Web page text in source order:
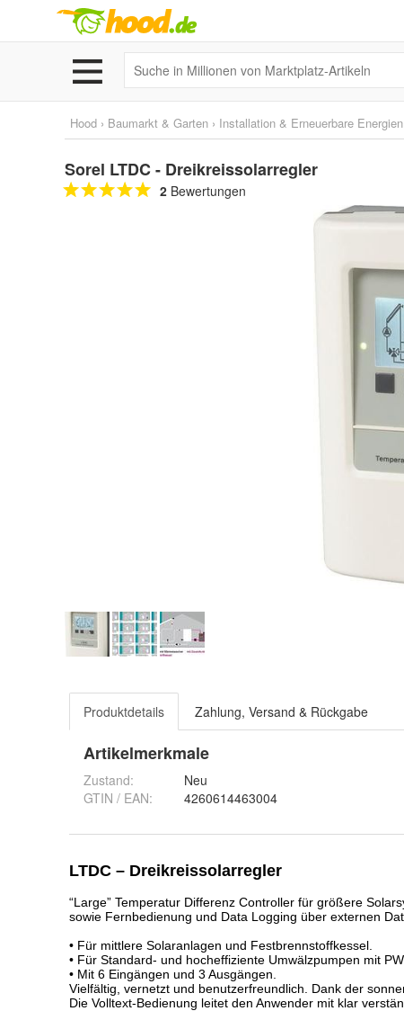
Hood › Baumarkt & Garten › Installation & Erneuerbare Energien
Sorel LTDC - Dreikreissolarregler
2 Bewertungen
Produktdetails Zahlung, Versand & Rückgabe
Artikelmerkmale
Zustand:
Neu
GTIN / EAN:
4260614463004